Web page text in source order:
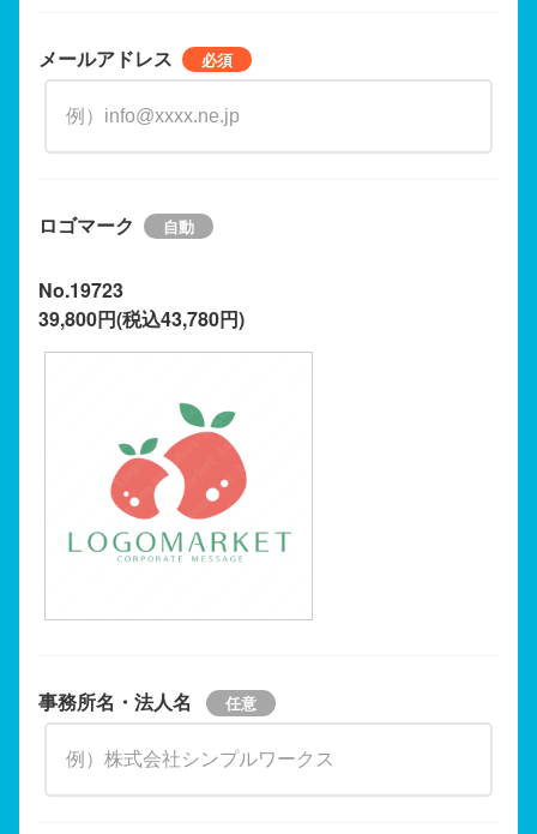
メールアドレス
ロゴマーク
No.19723
39,800円(税込43,780円)
事務所名・法人名